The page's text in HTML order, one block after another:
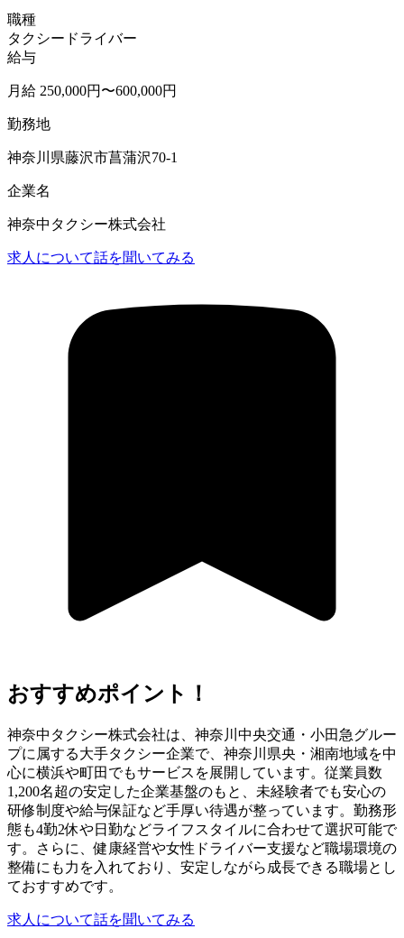
職種
タクシードライバー
給与
月給 250,000円〜600,000円
勤務地
神奈川県藤沢市菖蒲沢70-1
企業名
神奈中タクシー株式会社
求人について話を聞いてみる
おすすめポイント！
神奈中タクシー株式会社は、神奈川中央交通・小田急グルー
プに属する大手タクシー企業で、神奈川県央・湘南地域を中
心に横浜や町田でもサービスを展開しています。従業員数
1,200名超の安定した企業基盤のもと、未経験者でも安心の
研修制度や給与保証など手厚い待遇が整っています。勤務形
態も4勤2休や日勤などライフスタイルに合わせて選択可能で
す。さらに、健康経営や女性ドライバー支援など職場環境の
整備にも力を入れており、安定しながら成長できる職場とし
ておすすめです。
求人について話を聞いてみる